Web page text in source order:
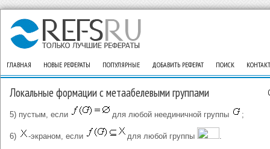
ГЛАВНАЯ НОВЫЕ РЕФЕРАТЫ ПОПУЛЯРНЫЕ ДОБАВИТЬ РЕФЕРАТ ПОИСК
Локальные формации с метаабелевыми группами
5) пустым, если для любой неединичной группы ;
6) -экраном, если для любой группы .